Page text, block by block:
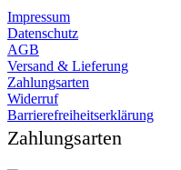
Impressum
Datenschutz
AGB
Versand & Lieferung
Zahlungsarten
Widerruf
Barrierefreiheitserklärung
Zahlungsarten